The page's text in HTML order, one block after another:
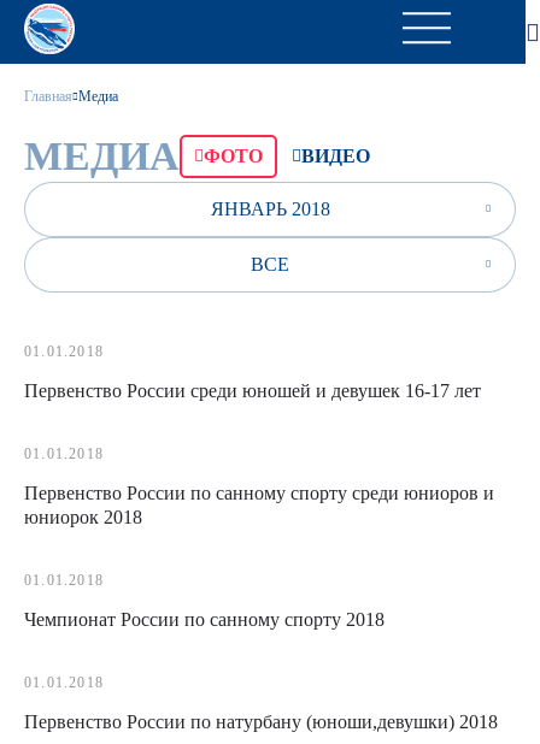
Главная Медиа
МЕДИА ФОТО ВИДЕО
ЯНВАРЬ 2018
ВСЕ
01.01.2018
Первенство России среди юношей и девушек 16-17 лет
01.01.2018
Первенство России по санному спорту среди юниоров и
юниорок 2018
01.01.2018
Чемпионат России по санному спорту 2018
01.01.2018
Первенство России по натурбану (юноши,девушки) 2018